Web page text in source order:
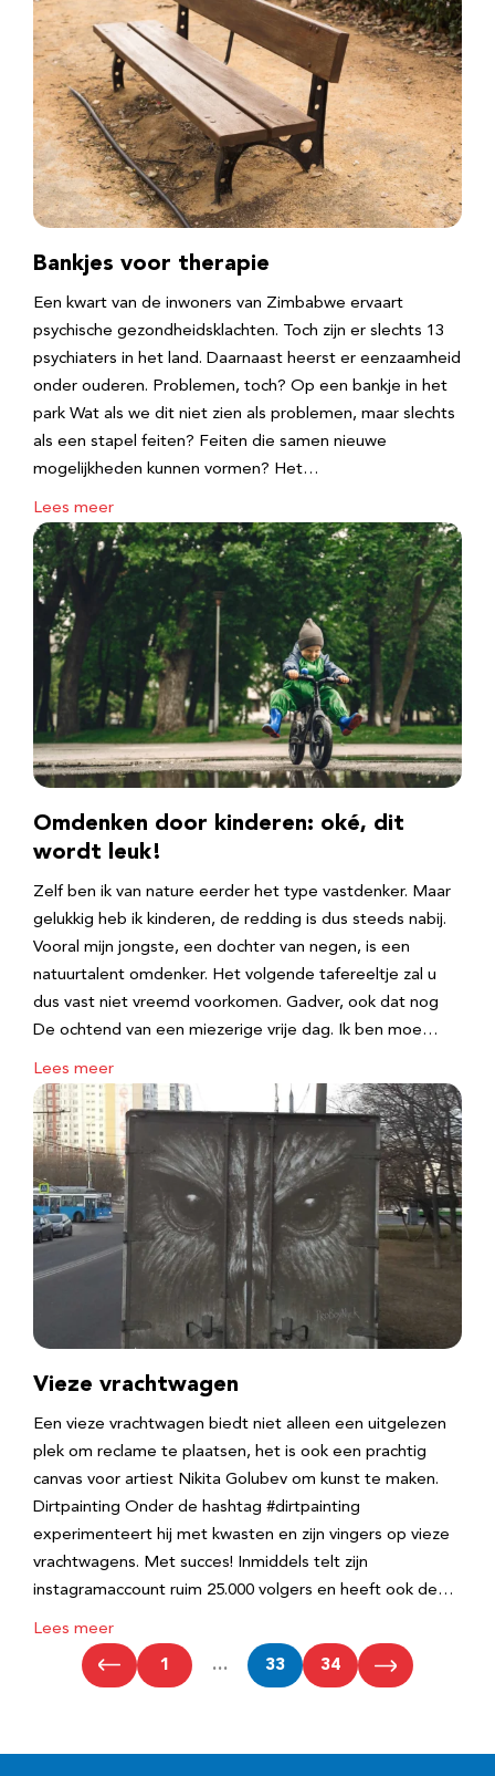
Bankjes voor therapie
Een kwart van de inwoners van Zimbabwe ervaart
psychische gezondheidsklachten. Toch zijn er slechts 13
psychiaters in het land. Daarnaast heerst er eenzaamheid
onder ouderen. Problemen, toch? Op een bankje in het
park Wat als we dit niet zien als problemen, maar slechts
als een stapel feiten? Feiten die samen nieuwe
mogelijkheden kunnen vormen? Het…
Lees meer
Omdenken door kinderen: oké, dit
wordt leuk!
Zelf ben ik van nature eerder het type vastdenker. Maar
gelukkig heb ik kinderen, de redding is dus steeds nabij.
Vooral mijn jongste, een dochter van negen, is een
natuurtalent omdenker. Het volgende tafereeltje zal u
dus vast niet vreemd voorkomen. Gadver, ook dat nog
De ochtend van een miezerige vrije dag. Ik ben moe…
Lees meer
Vieze vrachtwagen
Een vieze vrachtwagen biedt niet alleen een uitgelezen
plek om reclame te plaatsen, het is ook een prachtig
canvas voor artiest Nikita Golubev om kunst te maken.
Dirtpainting Onder de hashtag #dirtpainting
experimenteert hij met kwasten en zijn vingers op vieze
vrachtwagens. Met succes! Inmiddels telt zijn
instagramaccount ruim 25.000 volgers en heeft ook de…
Lees meer
1 … 33 34